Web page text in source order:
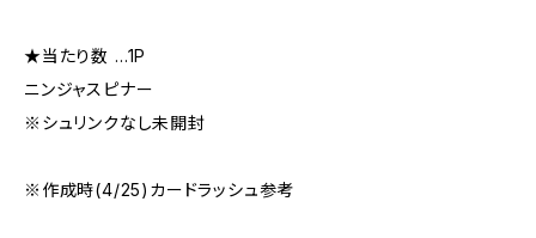
★当たり数 …1P
ニンジャスピナー
※シュリンクなし未開封
※作成時(4/25)カードラッシュ参考